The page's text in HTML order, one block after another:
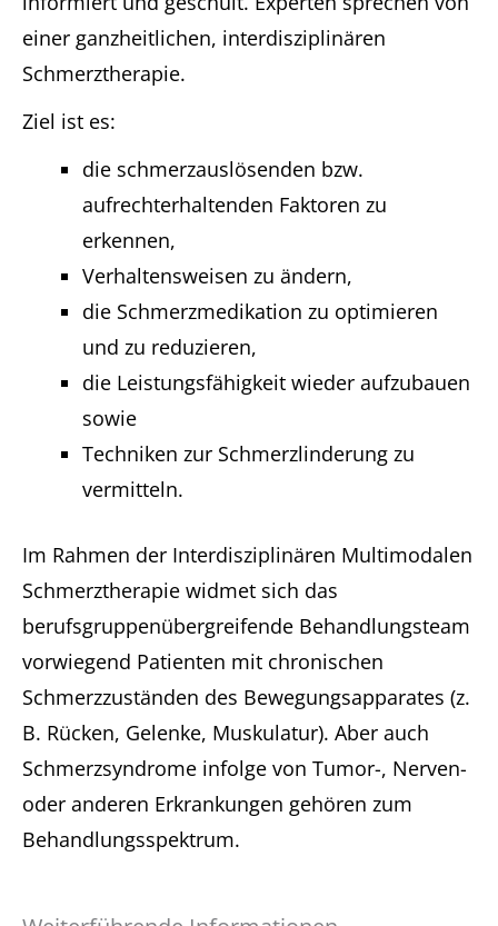
einer ganzheitlichen, interdisziplinären
Schmerztherapie.
Ziel ist es:
die schmerzauslösenden bzw.
aufrechterhaltenden Faktoren zu
erkennen,
Verhaltensweisen zu ändern,
die Schmerzmedikation zu optimieren
und zu reduzieren,
die Leistungsfähigkeit wieder aufzubauen
sowie
Techniken zur Schmerzlinderung zu
vermitteln.
Im Rahmen der Interdisziplinären Multimodalen
Schmerztherapie widmet sich das
berufsgruppenübergreifende Behandlungsteam
vorwiegend Patienten mit chronischen
Schmerzzuständen des Bewegungsapparates (z.
B. Rücken, Gelenke, Muskulatur). Aber auch
Schmerzsyndrome infolge von Tumor-, Nerven-
oder anderen Erkrankungen gehören zum
Behandlungsspektrum.